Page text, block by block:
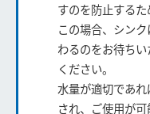
すのを防止するた
この場合、シン
わるのをお待ち
ください。
水量が適切であ
され、ご使用が可